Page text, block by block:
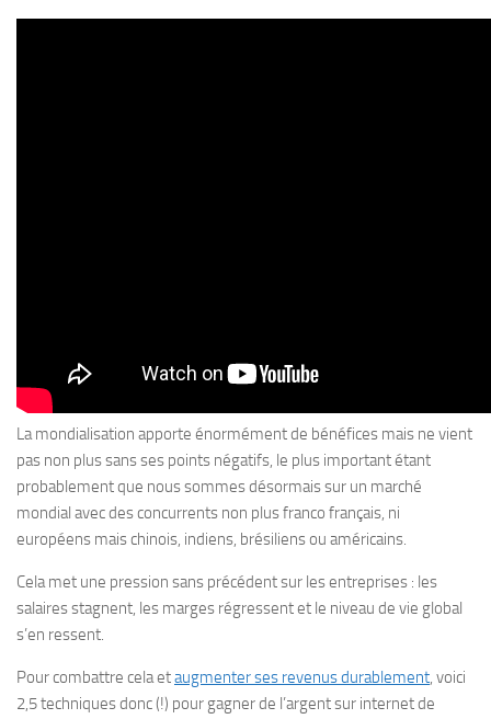
La mondialisation apporte énormément de bénéfices mais ne vient
pas non plus sans ses points négatifs, le plus important étant
probablement que nous sommes désormais sur un marché
mondial avec des concurrents non plus franco français, ni
européens mais chinois, indiens, brésiliens ou américains.
Cela met une pression sans précédent sur les entreprises : les
salaires stagnent, les marges régressent et le niveau de vie global
s’en ressent.
Pour combattre cela etaugmenter ses revenus durablement, voici
2,5 techniques donc (!) pour gagner de l’argent sur internet de